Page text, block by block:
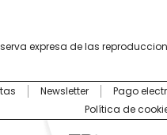
expresa de las
Newsletter Pago
Política de